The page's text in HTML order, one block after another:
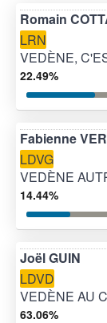
Romain
LRN
VEDÈNE,
22.49%
Fabienne
LDVG
VEDÈNE
14.44%
Joël GUIN
LDVD
VEDÈNE AU
63.06%